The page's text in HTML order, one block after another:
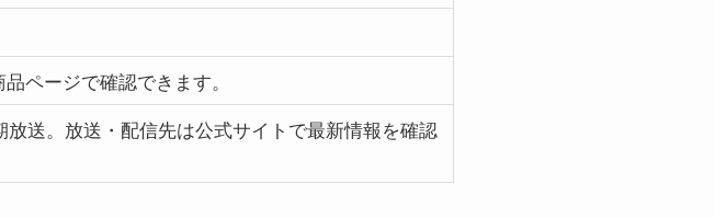
ページで確認できます。
送。放送・配信先は公式サイトで最新情報を確認